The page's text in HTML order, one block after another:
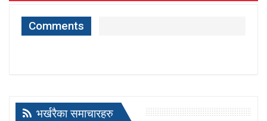
Comments
भर्खरैका समाचारहरु